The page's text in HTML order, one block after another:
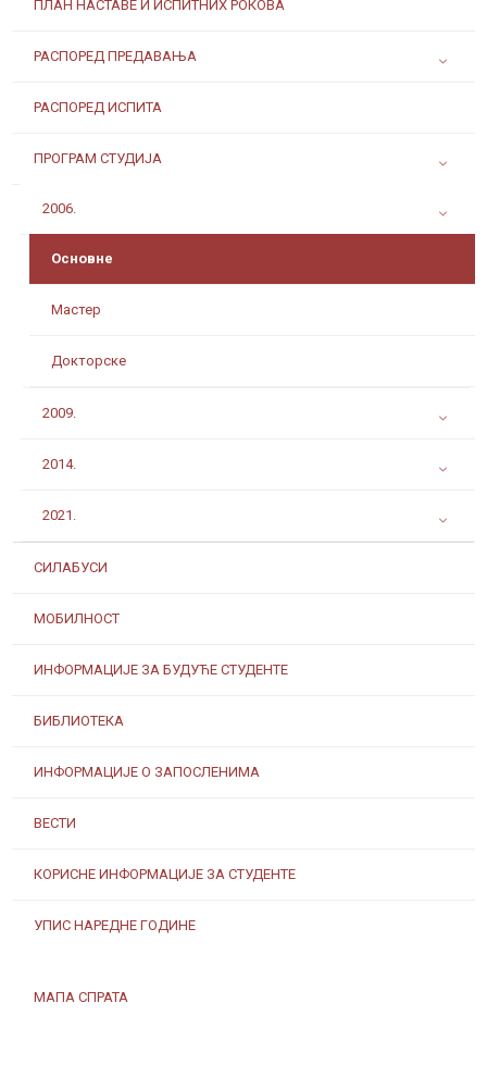
ПЛАН НАСТАВЕ И ИСПИТНИХ РОКОВА
РАСПОРЕД ПРЕДАВАЊА
РАСПОРЕД ИСПИТА
ПРОГРАМ СТУДИЈА
2006.
Основне
Мастер
Докторске
2009.
2014.
2021.
СИЛАБУСИ
МОБИЛНОСТ
ИНФОРМАЦИЈЕ ЗА БУДУЋЕ СТУДЕНТЕ
БИБЛИОТЕКА
ИНФОРМАЦИЈЕ О ЗАПОСЛЕНИМА
ВЕСТИ
КОРИСНЕ ИНФОРМАЦИЈЕ ЗА СТУДЕНТЕ
УПИС НАРЕДНЕ ГОДИНЕ
МАПА СПРАТА